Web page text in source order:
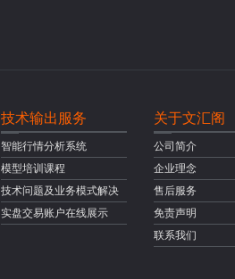
技术输出服务
智能行情分析系统
模型培训课程
技术问题及业务模式解决
实盘交易账户在线展示
关于文汇阁
公司简介
企业理念
售后服务
免责声明
联系我们